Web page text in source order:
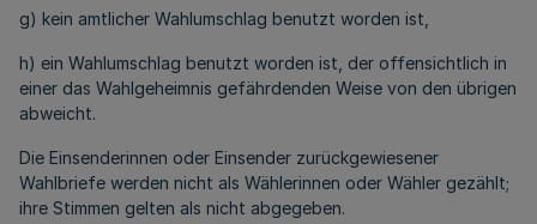
g) kein amtlicher Wahlumschlag benutzt worden ist,
h) ein Wahlumschlag benutzt worden ist, der offensichtlich in
einer das Wahlgeheimnis gefährdenden Weise von den übrigen
abweicht.
Die Einsenderinnen oder Einsender zurückgewiesener
Wahlbriefe werden nicht als Wählerinnen oder Wähler gezählt;
ihre Stimmen gelten als nicht abgegeben.